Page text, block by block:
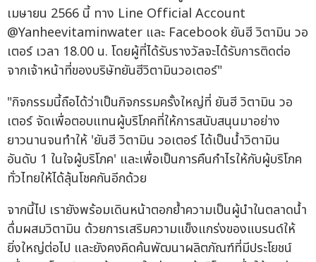
เมษายน 2566 นี้ ทาง Line Official Account
@Yanheevitaminwater และ Facebook ยันฮี วิตามิน วอ
เตอร์ เวลา 18.00 น. โดยผู้ที่ได้รับรางวัลจะได้รับการติดต่อ
จากเจ้าหน้าที่ของบริษัทยันฮีวิตามินวอเตอร์"
"กิจกรรมนี้ถือได้ว่าเป็นกิจกรรมครั้งใหญ่ที่ ยันฮี วิตามิน วอ
เตอร์ จัดเพื่อตอบแทนผู้บริโภคที่ให้การสนับสนุนมาอย่าง
ยาวนานจนทำให้ 'ยันฮี วิตามิน วอเตอร์ ได้เป็นน้ำวิตามิน
อันดับ 1 ในใจผู้บริโภค' และเพื่อเป็นการคืนกำไรให้กับผู้บริโภค
ทั่วไทยให้ได้ลุ้นโชคกันอีกด้วย
จากนี้ไป เรายังพร้อมเดินหน้าตอกย้ำความเป็นผู้นำในตลาดน้ำ
ดื่มผสมวิตามิน ด้วยการเสริมความแข็งแกร่งของแบรนด์ให้
ยิ่งใหญ่ต่อไป และยังคงคิดค้นพัฒนาผลิตภัณฑ์ที่มีประโยชน์